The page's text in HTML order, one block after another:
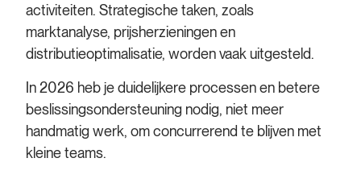
activiteiten. Strategische taken, zoals
marktanalyse, prijsherzieningen en
distributieoptimalisatie, worden vaak uitgesteld.
In 2026 heb je duidelijkere processen en betere
beslissingsondersteuning nodig, niet meer
handmatig werk, om concurrerend te blijven met
kleine teams.